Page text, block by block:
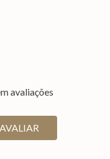
avaliações